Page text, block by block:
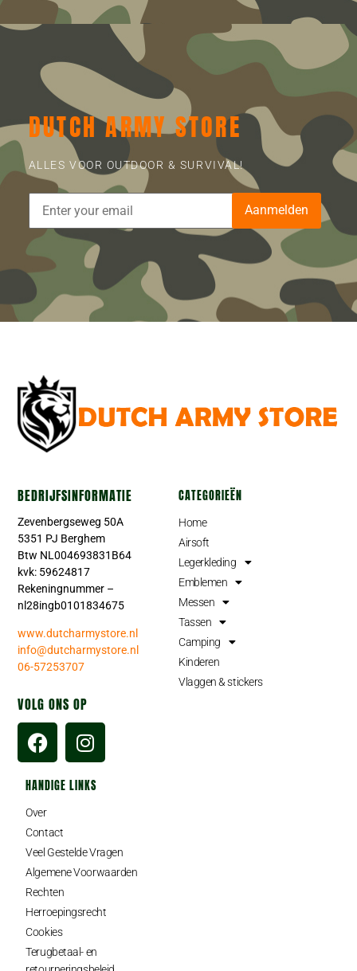
DUTCH ARMY STORE
ALLES VOOR OUTDOOR & SURVIVAL!
Aanmelden
BEDRIJFSINFORMATIE
Zevenbergseweg 50A
5351 PJ Berghem
Btw NL004693831B64
kvk: 59624817
Rekeningnummer –
nl28ingb0101834675
www.dutcharmystore.nl
info@dutcharmystore.nl
06-57253707
VOLG ONS OP
CATEGORIEËN
Home
Airsoft
Legerkleding
Emblemen
Messen
Tassen
Camping
Kinderen
Vlaggen & stickers
HANDIGE LINKS
Over
Contact
Veel Gestelde Vragen
Algemene Voorwaarden
Rechten
Herroepingsrecht
Cookies
Terugbetaal- en